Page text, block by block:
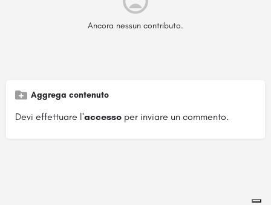
Ancora nessun contributo.
Aggrega contenuto
Devi effettuare l'accesso per inviare un commento.